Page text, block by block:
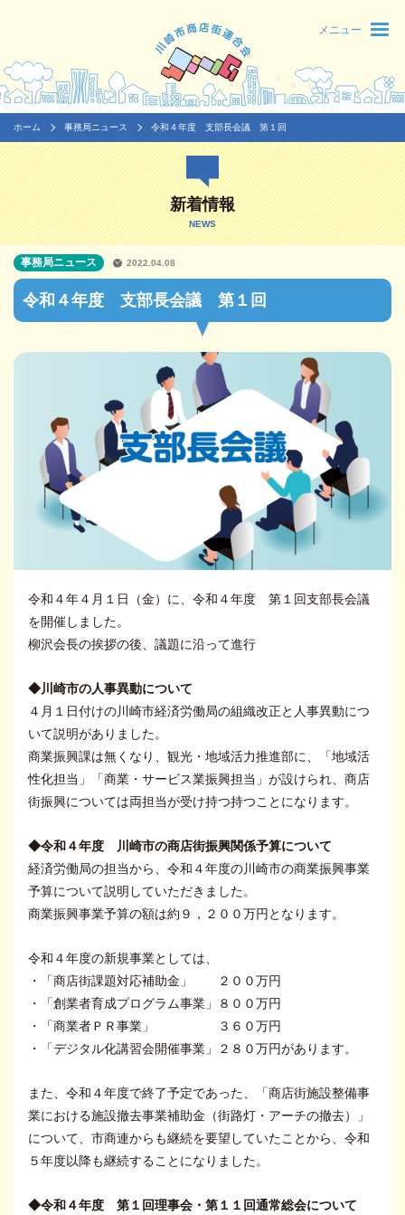
メニュー
ホーム 事務局ニュース 令和４年度 支部長会議 第１回
新着情報
NEWS
令和４年度 支部長会議 第１回
事務局ニュース 2022.04.08
令和４年４月１日（金）に、令和４年度 第１回支部長会議
を開催しました。
柳沢会長の挨拶の後、議題に沿って進行
◆川崎市の人事異動について
４月１日付けの川崎市経済労働局の組織改正と人事異動につ
いて説明がありました。
商業振興課は無くなり、観光・地域活力推進部に、「地域活
性化担当」「商業・サービス業振興担当」が設けられ、商店
街振興については両担当が受け持つ持つことになります。
◆令和４年度 川崎市の商店街振興関係予算について
経済労働局の担当から、令和４年度の川崎市の商業振興事業
予算について説明していただきました。
商業振興事業予算の額は約９，２００万円となります。
令和４年度の新規事業としては、
・「商店街課題対応補助金」 ２００万円
・「創業者育成プログラム事業」８００万円
・「商業者ＰＲ事業」 ３６０万円
・「デジタル化講習会開催事業」２８０万円があります。
また、令和４年度で終了予定であった、「商店街施設整備事
業における施設撤去事業補助金（街路灯・アーチの撤去）」
について、市商連からも継続を要望していたことから、令和
５年度以降も継続することになりました。
◆令和４年度 第１回理事会・第１１回通常総会について